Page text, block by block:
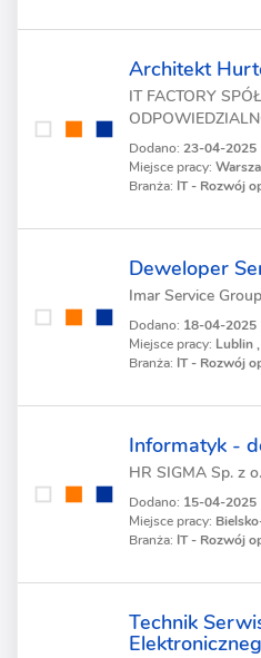
Architekt
IT FACTORY
Dodano: 23-04-2025
Miejsce pracy:
Branża: IT - Rozwój
Deweloper
Imar Service
Dodano: 18-04-2025
Miejsce pracy: Lublin
Branża: IT - Rozwój
Informatyk -
HR SIGMA Sp. z
Dodano: 15-04-2025
Miejsce pracy:
Branża: IT - Rozwój
Technik